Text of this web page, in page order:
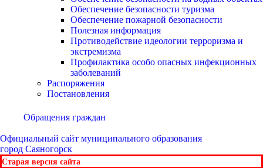
Обеспечение безопасности туризма
Обеспечение пожарной безопасности
Полезная информация
Противодействие идеологии терроризма и
экстремизма
Профилактика особо опасных инфекционных
заболеваний
Распоряжения
Постановления
Обращения граждан
Официальный сайт муниципального образования
город Саяногорск
Старая версия сайта